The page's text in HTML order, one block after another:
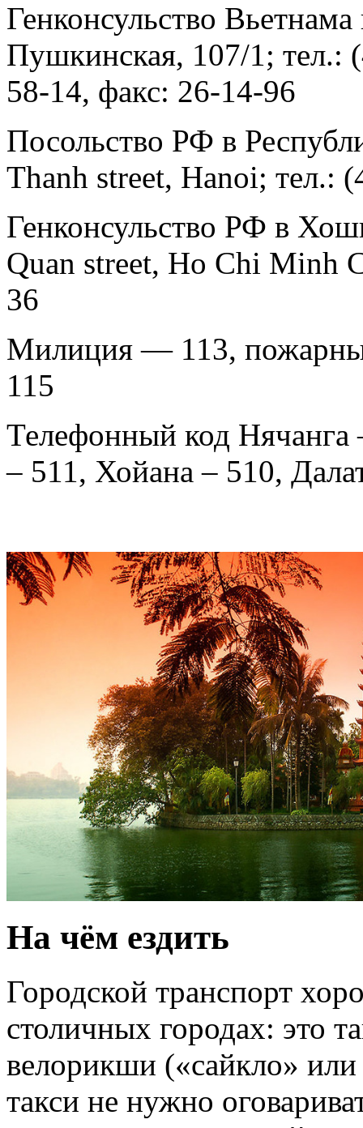
Генконсульство
Пушкинская, 107/1; тел.:
58-14, факс: 26-14-96
Посольство РФ в
Thanh street, Hanoi; тел.:
Генконсульство РФ в
Quan street, Ho Chi Minh
36
Милиция — 113,
115
Телефонный код Нячанга
– 511, Хойана – 510,
На чём ездить
Городской транспорт
столичных городах: это
велорикши («сайкло» или
такси не нужно